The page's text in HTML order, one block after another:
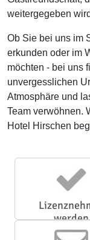
weitergegeben
Ob Sie bei uns im
erkunden oder im
möchten - bei uns
unvergesslichen
Atmosphäre und
Team verwöhnen.
Hotel Hirschen
werden